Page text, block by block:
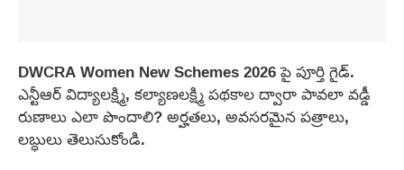
DWCRA Women New Schemes 2026 పై పూర్తి గైడ్.
ఎన్టీఆర్ విద్యాలక్ష్మి, కల్యాణలక్ష్మి పథకాల ద్వారా పావలా వడ్డీ
రుణాలు ఎలా పొందాలి? అర్హతలు, అవసరమైన పత్రాలు,
లబ్ధులు తెలుసుకోండి.